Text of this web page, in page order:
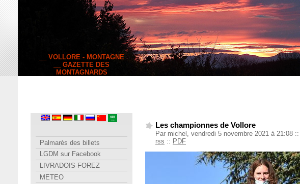
__ VOLLORE - MONTAGNE
__ GAZETTE DES
MONTAGNARDS
Les championnes de Vollore
Par michel, vendredi 5 novembre 2021 à 21:08 ::
rss :: PDF
Palmarès des billets
LGDM sur Facebook
LIVRADOIS-FOREZ
METEO